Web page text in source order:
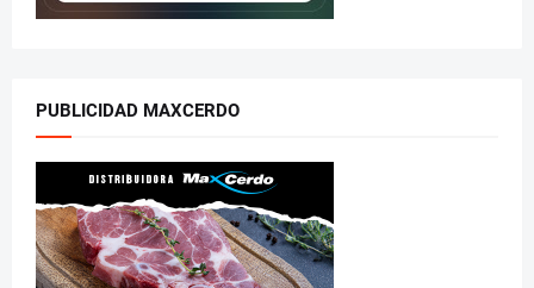
PUBLICIDAD MAXCERDO